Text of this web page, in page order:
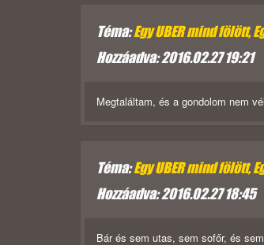
Téma:Egy UBER mind fölött,
Hozzáadva: 2016.02.27 19:21
Megtaláltam, és a gondolom nem
Téma:Egy UBER mind fölött,
Hozzáadva: 2016.02.27 18:45
Bár és sem utas, sem sofőr, és